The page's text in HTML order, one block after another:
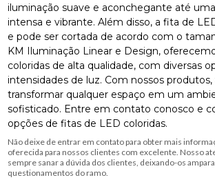
iluminação suave e aconchegante até
intensa e vibrante. Além disso, a fita de
e pode ser cortada de acordo com o
KM Iluminação Linear e Design,
coloridas de alta qualidade, com diversas
intensidades de luz. Com nossos
transformar qualquer espaço em um
sofisticado. Entre em contato conosco e
opções de fitas de LED coloridas.
Não deixe de entrar em contato para obter mais
oferecida para nossos clientes com excelente. Nosso
sempre sanar a dúvida dos clientes, deixando-os
questionamentos do ramo.